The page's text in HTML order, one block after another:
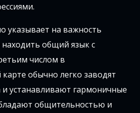
указывает на важность
общий язык с
числом в
обычно легко заводят
устанавливают гармоничные
общительностью и